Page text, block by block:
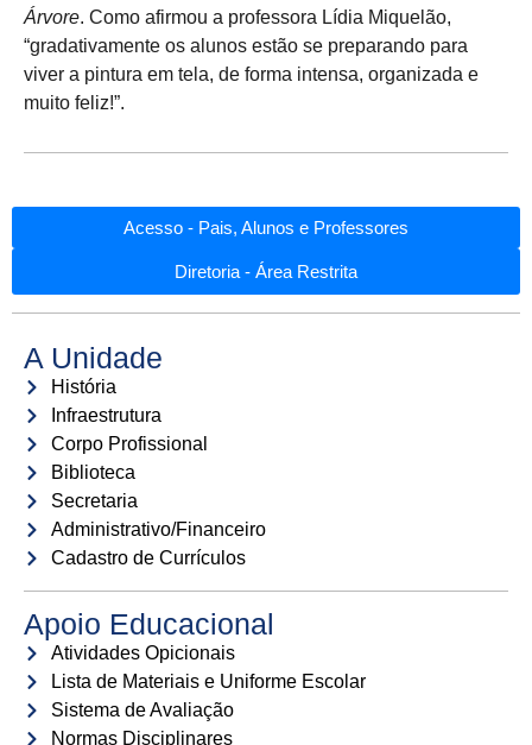
Árvore. Como afirmou a professora Lídia Miquelão,
“gradativamente os alunos estão se preparando para
viver a pintura em tela, de forma intensa, organizada e
muito feliz!”.
Acesso - Pais, Alunos e Professores
Diretoria - Área Restrita
A Unidade
História
Infraestrutura
Corpo Profissional
Biblioteca
Secretaria
Administrativo/Financeiro
Cadastro de Currículos
Apoio Educacional
Atividades Opicionais
Lista de Materiais e Uniforme Escolar
Sistema de Avaliação
Normas Disciplinares